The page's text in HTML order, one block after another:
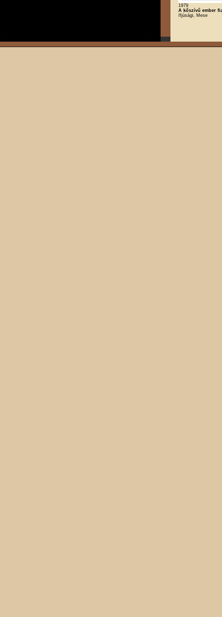
1979
A kőszívű ember
Ifjúsági, Mese